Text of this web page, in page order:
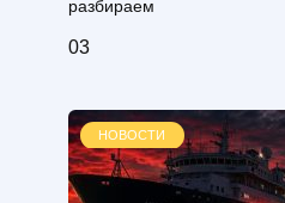
разбираем
03
НОВОСТИ